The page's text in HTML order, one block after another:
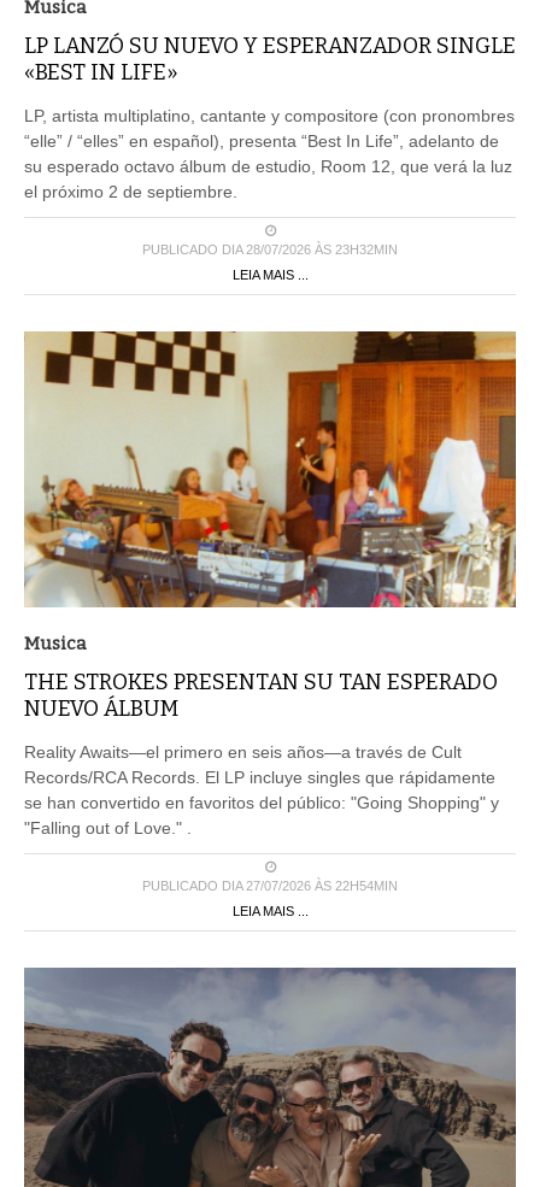
Musica
LP LANZÓ SU NUEVO Y ESPERANZADOR SINGLE
«BEST IN LIFE»
LP, artista multiplatino, cantante y compositore (con pronombres
“elle” / “elles” en español), presenta “Best In Life”, adelanto de
su esperado octavo álbum de estudio, Room 12, que verá la luz
el próximo 2 de septiembre.
PUBLICADO DIA 28/07/2026 ÀS 23H32MIN
LEIA MAIS ...
Musica
THE STROKES PRESENTAN SU TAN ESPERADO
NUEVO ÁLBUM
Reality Awaits—el primero en seis años—a través de Cult
Records/RCA Records. El LP incluye singles que rápidamente
se han convertido en favoritos del público: "Going Shopping" y
"Falling out of Love." .
PUBLICADO DIA 27/07/2026 ÀS 22H54MIN
LEIA MAIS ...